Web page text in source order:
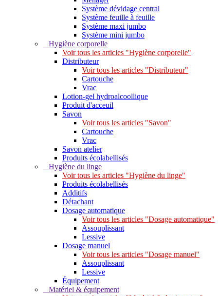
Système dévidage central
Système feuille à feuille
Système maxi jumbo
Système mini jumbo
Hygiène corporelle
Voir tous les articles "Hygiène corporelle"
Distributeur
Voir tous les articles "Distributeur"
Cartouche
Vrac
Lotion-gel hydroalcoollique
Produit d'acceuil
Savon
Voir tous les articles "Savon"
Cartouche
Vrac
Savon atelier
Produits écolabellisés
Hygiène du linge
Voir tous les articles "Hygiène du linge"
Produits écolabellisés
Additifs
Détachant
Dosage automatique
Voir tous les articles "Dosage automatique"
Assouplissant
Lessive
Dosage manuel
Voir tous les articles "Dosage manuel"
Assouplissant
Lessive
Équipement
Matériel & équipement